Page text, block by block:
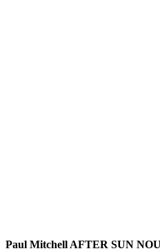
Paul Mitchell AFTER SUN